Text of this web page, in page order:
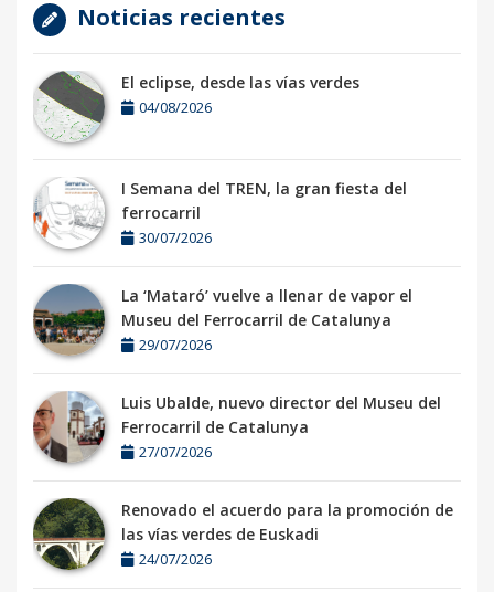
Noticias recientes
El eclipse, desde las vías verdes
04/08/2026
I Semana del TREN, la gran fiesta del
ferrocarril
30/07/2026
La ‘Mataró’ vuelve a llenar de vapor el
Museu del Ferrocarril de Catalunya
29/07/2026
Luis Ubalde, nuevo director del Museu del
Ferrocarril de Catalunya
27/07/2026
Renovado el acuerdo para la promoción de
las vías verdes de Euskadi
24/07/2026